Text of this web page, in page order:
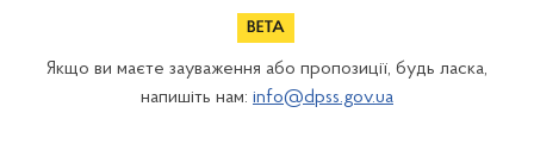
Якщо ви маєте зауваження або пропозиції, будь ласка,
напишіть нам: info@dpss.gov.ua